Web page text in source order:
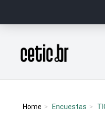
Página inicial
Home Encuestas